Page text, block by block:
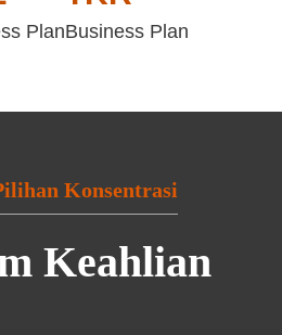
PlanBusiness Plan
Konsentrasi
Keahlian